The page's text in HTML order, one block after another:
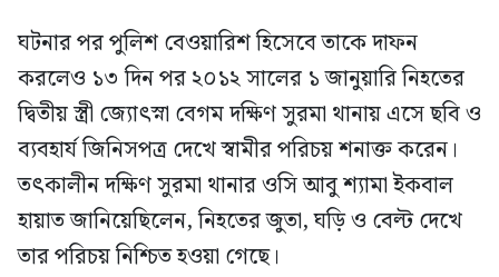
ঘটনার পর পুলিশ বেওয়ারিশ হিসেবে তাকে দাফন
করলেও ১৩ দিন পর ২০১২ সালের ১ জানুয়ারি নিহতের
দ্বিতীয় স্ত্রী জ্যোৎস্না বেগম দক্ষিণ সুরমা থানায় এসে ছবি ও
ব্যবহার্য জিনিসপত্র দেখে স্বামীর পরিচয় শনাক্ত করেন।
তৎকালীন দক্ষিণ সুরমা থানার ওসি আবু শ্যামা ইকবাল
হায়াত জানিয়েছিলেন, নিহতের জুতা, ঘড়ি ও বেল্ট দেখে
তার পরিচয় নিশ্চিত হওয়া গেছে।